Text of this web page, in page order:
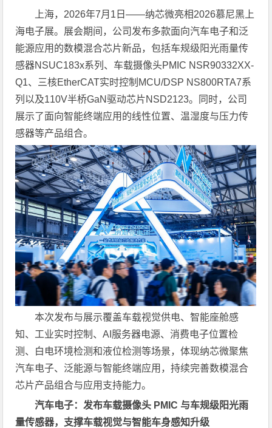
上海，2026年7月1日——纳芯微亮相2026慕尼黑上
海电子展。展会期间，公司发布多款面向汽车电子和泛
能源应用的数模混合芯片新品，包括车规级阳光雨量传
感器NSUC183x系列、车载摄像头PMIC NSR90332XX-
Q1、三核EtherCAT实时控制MCU/DSP NS800RTA7系
列以及110V半桥GaN驱动芯片NSD2123。同时，公司
展示了面向智能终端应用的线性位置、温湿度与压力传
感器等产品组合。
本次发布与展示覆盖车载视觉供电、智能座舱感
知、工业实时控制、AI服务器电源、消费电子位置检
测、白电环境检测和液位检测等场景，体现纳芯微聚焦
汽车电子、泛能源与智能终端应用，持续完善数模混合
芯片产品组合与应用支持能力。
汽车电子：发布车载摄像头 PMIC 与车规级阳光雨
量传感器，支撑车载视觉与智能车身感知升级